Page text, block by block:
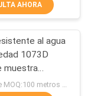
342
AHORA
al agua
1073D
muestra